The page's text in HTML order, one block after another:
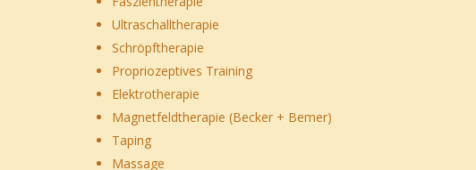
Ultraschalltherapie
Schröpftherapie
Propriozeptives Training
Elektrotherapie
Magnetfeldtherapie (Becker + Bemer)
Taping
Massage